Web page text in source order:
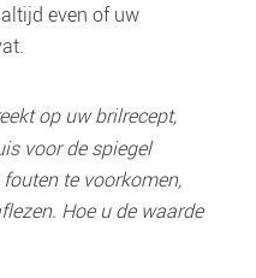
even of uw
op uw brilrecept,
voor de spiegel
te voorkomen,
Hoe u de waarde